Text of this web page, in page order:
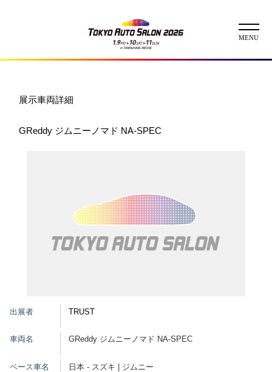
出展者
出展者一覧
展示車両一覧
展示車両詳細
GReddy ジムニーノマド NA-SPEC
出展者 TRUST
車両名 GReddy ジムニーノマド NA-SPEC
ベース車名 日本 - スズキ | ジムニー